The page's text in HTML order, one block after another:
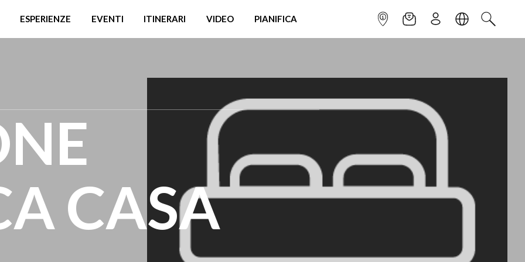
ESPERIENZE EVENTI ITINERARI VIDEO PIANIFICA INFOPOINTNEWSLETTER
ISCRIVITILINGUACERCA
CASA